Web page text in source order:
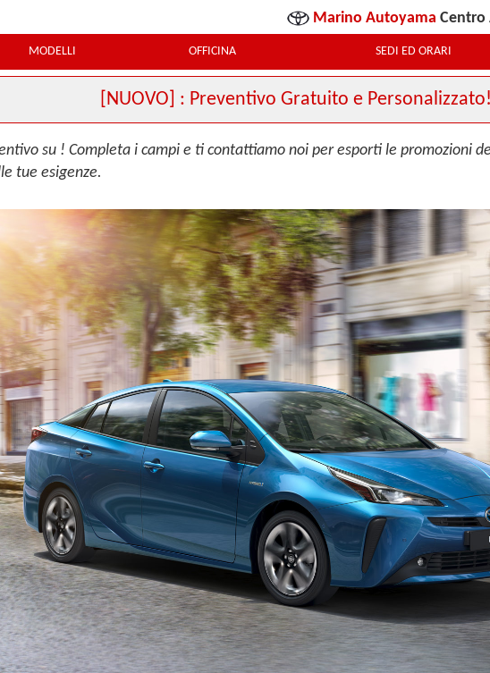
Marino Autoyama Centro
MODELLI OFFICINA SEDI ED ORARI
[NUOVO] : Preventivo Gratuito e Personalizzato!
su ! Completa i campi e ti contattiamo noi per esporti le promozioni
tue esigenze.